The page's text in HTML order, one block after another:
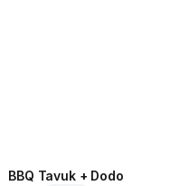
BBQ Tavuk + Dodo